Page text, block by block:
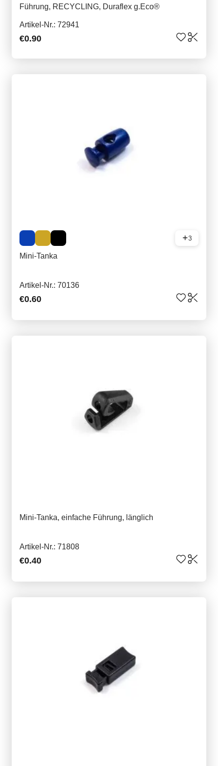
Führung, RECYCLING, Duraflex g.Eco®
Artikel-Nr.: 72941
€0.90
3
Mini-Tanka
Artikel-Nr.: 70136
€0.60
Mini-Tanka, einfache Führung, länglich
Artikel-Nr.: 71808
€0.40